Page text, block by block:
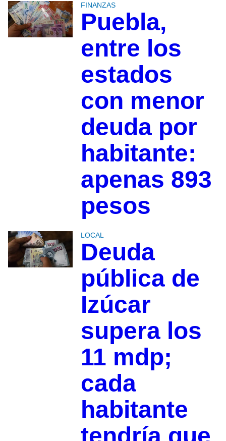
FINANZAS
Puebla,
entre los
estados
con menor
deuda por
habitante:
apenas 893
pesos
LOCAL
Deuda
pública de
Izúcar
supera los
11 mdp;
cada
habitante
tendría que